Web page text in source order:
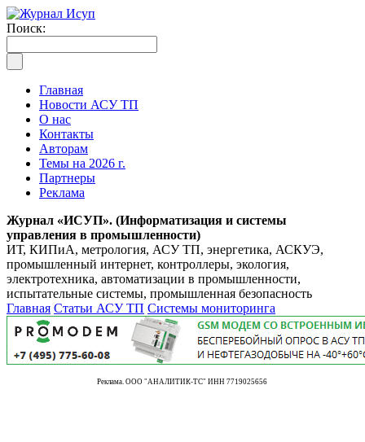
Поиск:
Главная
Новости АСУ ТП
О нас
Контакты
Авторам
Темы на 2026 г.
Партнеры
Реклама
Журнал «ИСУП». (Информатизация и системы
управления в промышленности)
ИТ, КИПиА, метрология, АСУ ТП, энергетика, АСКУЭ,
промышленный интернет, контроллеры, экология,
электротехника, автоматизации в промышленности,
испытательные системы, промышленная безопасность
Главная Статьи АСУ ТП Системы мониторинга
Реклама. ООО "АНАЛИТИК-ТС" ИНН 7719025656